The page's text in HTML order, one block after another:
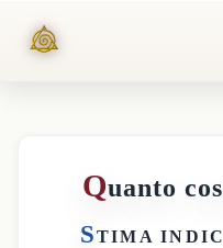
Quanto
STIMA